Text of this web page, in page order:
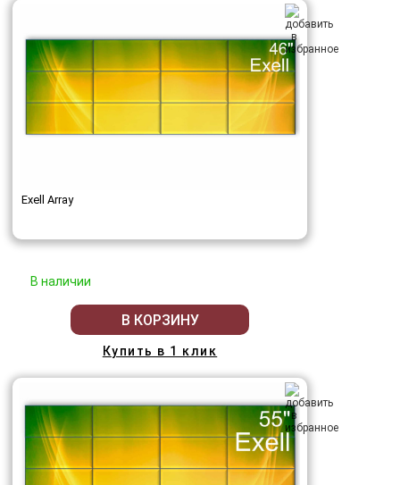
Exell Array
В наличии
В КОРЗИНУ
Купить в 1 клик